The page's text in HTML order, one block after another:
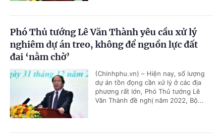
Phó Thủ tướng Lê Văn Thành yêu cầu xử lý
nghiêm dự án treo, không để nguồn lực đất
đai ‘nằm chờ’
(Chinhphu.vn) – Hiện nay, số lượng
dự án tồn đọng cần xử lý ở các địa
phương rất lớn, Phó Thủ tướng Lê
Văn Thành đề nghị năm 2022, Bộ...